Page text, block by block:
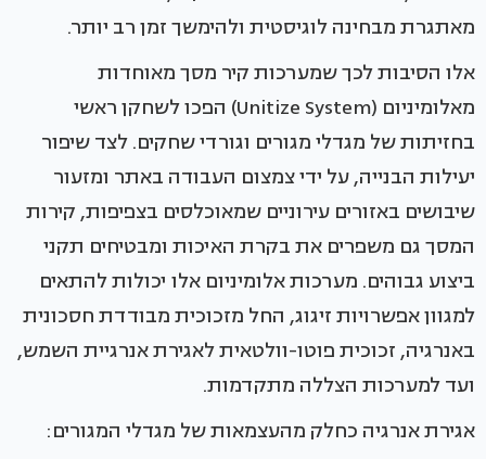
מאתגרת מבחינה לוגיסטית ולהימשך זמן רב יותר.
אלו הסיבות לכך שמערכות קיר מסך מאוחדות
מאלומיניום (Unitize System) הפכו לשחקן ראשי
בחזיתות של מגדלי מגורים וגורדי שחקים. לצד שיפור
יעילות הבנייה, על ידי צמצום העבודה באתר ומזעור
שיבושים באזורים עירוניים שמאוכלסים בצפיפות, קירות
המסך גם משפרים את בקרת האיכות ומבטיחים תקני
ביצוע גבוהים. מערכות אלומיניום אלו יכולות להתאים
למגוון אפשרויות זיגוג, החל מזכוכית מבודדת חסכונית
באנרגיה, זכוכית פוטו-וולטאית לאגירת אנרגיית השמש,
ועד למערכות הצללה מתקדמות.
אגירת אנרגיה כחלק מהעצמאות של מגדלי המגורים: